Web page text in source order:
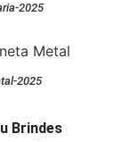
2025
2025
Brindes